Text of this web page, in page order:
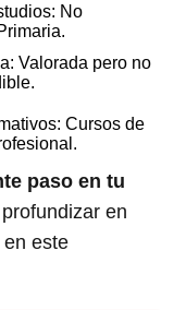
No
Valorada pero no
Cursos de
paso en tu
en
este